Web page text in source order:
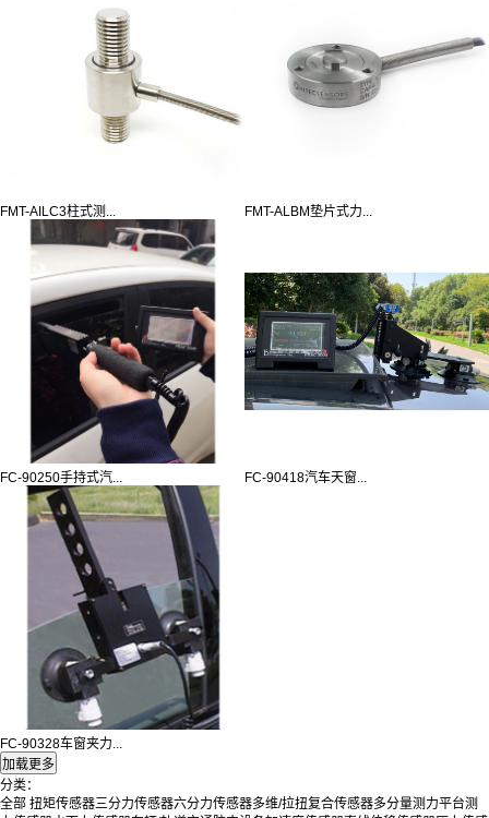
FMT-AILC3柱式测... FMT-ALBM垫片式力...
FC-90250手持式汽... FC-90418汽车天窗...
FC-90328车窗夹力...
分类：
全部 扭矩传感器三分力传感器六分力传感器多维/拉扭复合传感器多分量测力平台测